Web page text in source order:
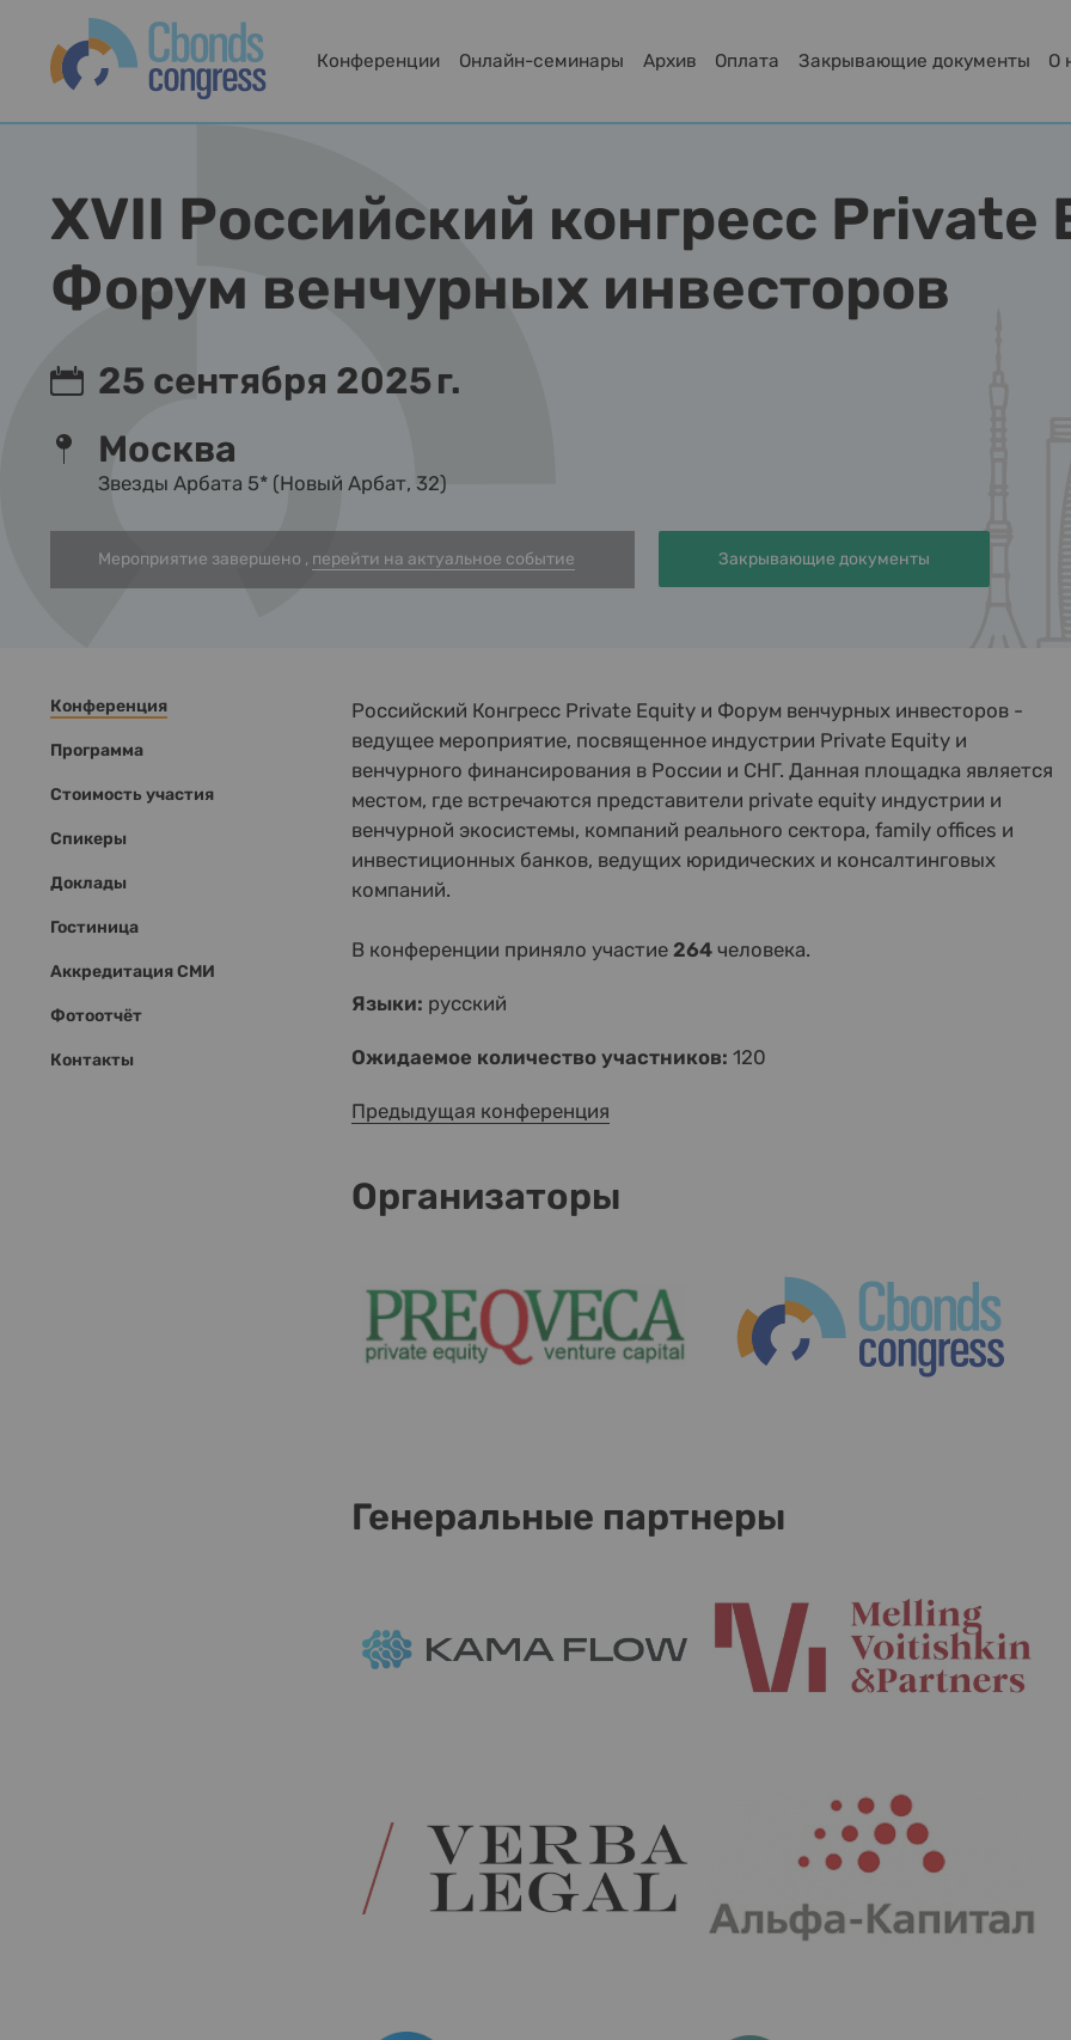
Конференции Онлайн-семинары Архив Оплата Закрывающие документы О
XVII Российский конгресс Private
Форум венчурных инвесторов
25 сентября 2025 г.
Москва
Звезды Арбата 5* (Новый Арбат, 32)
Мероприятие завершено , перейти на актуальное событие Закрывающие документы
Конференция
Программа
Стоимость участия
Спикеры
Доклады
Гостиница
Аккредитация СМИ
Фотоотчёт
Контакты
Российский Конгресс Private Equity и Форум венчурных инвесторов -
ведущее мероприятие, посвященное индустрии Private Equity и
венчурного финансирования в России и СНГ. Данная площадка является
местом, где встречаются представители private equity индустрии и
венчурной экосистемы, компаний реального сектора, family offices и
инвестиционных банков, ведущих юридических и консалтинговых
компаний.
В конференции приняло участие 264 человека.
Языки: русский
Ожидаемое количество участников: 120
Предыдущая конференция
Организаторы
Генеральные партнеры